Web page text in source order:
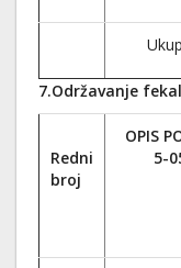
7.Održavanje
Redni
broj
OPIS
5-